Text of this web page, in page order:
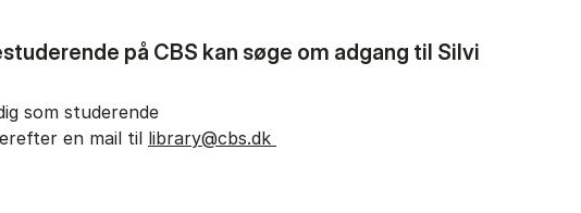
på CBS kan søge om adgang til Silvi
som studerende
en mail til library@cbs.dk